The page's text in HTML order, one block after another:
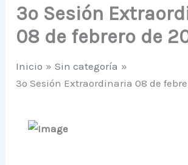
3º Sesión
08 de febrero de
Inicio
Sin categoría
3º Sesión Extraordinaria 08 de